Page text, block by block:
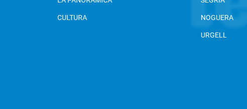
CULTURA NOGUERA
URGELL